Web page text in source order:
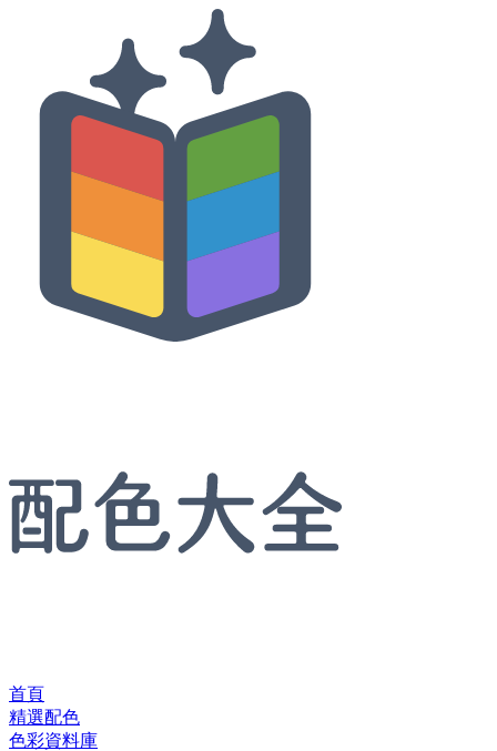
首頁
精選配色
色彩資料庫